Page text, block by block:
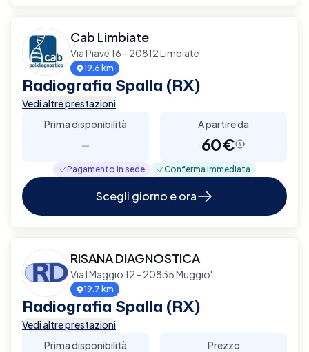
Cab Limbiate
Via Piave 16 - 20812 Limbiate
19.6 km
Radiografia Spalla (RX)
Vedi altre prestazioni
Prima disponibilità
-
A partire da
60€
Pagamento in sede Conferma immediata
Scegli giorno e ora
RISANA DIAGNOSTICA
Via I Maggio 12 - 20835 Muggio'
19.7 km
Radiografia Spalla (RX)
Vedi altre prestazioni
Prima disponibilità
Prezzo